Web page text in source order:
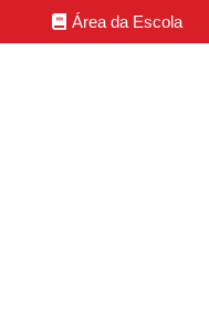
Área da Escola